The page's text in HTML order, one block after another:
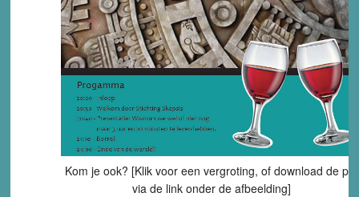
Kom je ook? [Klik voor een vergroting, of download de pdf
via de link onder de afbeelding]